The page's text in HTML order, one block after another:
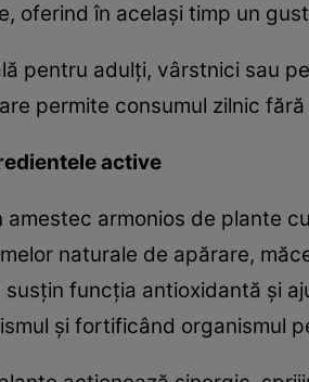
oferind în același timp un
pentru adulți, vârstnici sau
permite consumul zilnic
active
amestec armonios de plante
naturale de apărare,
susțin funcția antioxidantă și
și fortificând organismul